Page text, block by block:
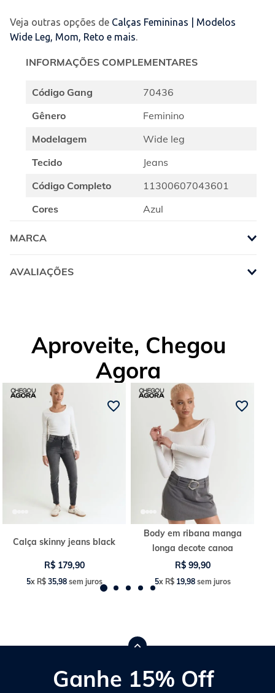
Veja outras opções de Calças Femininas | Modelos
Wide Leg, Mom, Reto e mais.
INFORMAÇÕES COMPLEMENTARES
Código Gang
70436
Gênero
Feminino
Modelagem
Wide leg
Tecido
Jeans
Código Completo
11300607043601
Cores
Azul
MARCA
AVALIAÇÕES
Aproveite, Chegou
Agora
Calça skinny jeans black
R$ 179,90
5x R$ 35,98sem juros
Body em ribana manga
longa decote canoa
R$ 99,90
5x R$ 19,98sem juros
Ganhe 15% Off